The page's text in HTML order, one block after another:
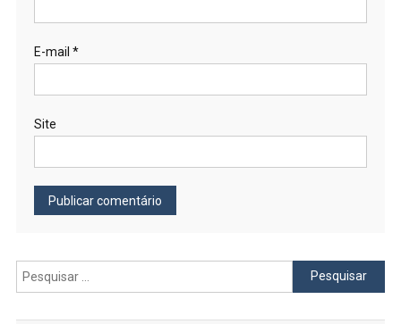
E-mail *
Site
Pesquisar
por: